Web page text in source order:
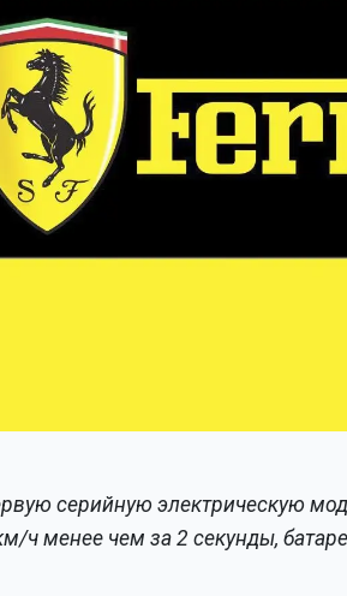
серийную электрическую
ч менее чем за 2 секунды,